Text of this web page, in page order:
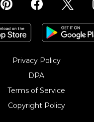
Privacy Policy
DPA
Terms of Service
Copyright Policy‎